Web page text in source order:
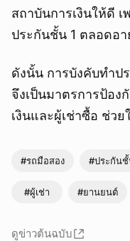
สถาบันการเงินให้ดี
ประกันชั้น 1 ตลอดอ
ดังนั้น การบังคับทำป
จึงเป็นมาตรการป้อง
เงินและผู้เช่าซื้อ ช่ว
#รถมือสอง #ประกันชั้
#ผู้เช่า #ยานยนต์
ดูข่าวต้นฉบับ